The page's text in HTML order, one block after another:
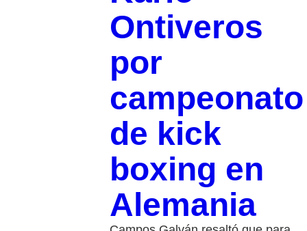
Ontiveros
por
campeonato
de kick
boxing en
Alemania